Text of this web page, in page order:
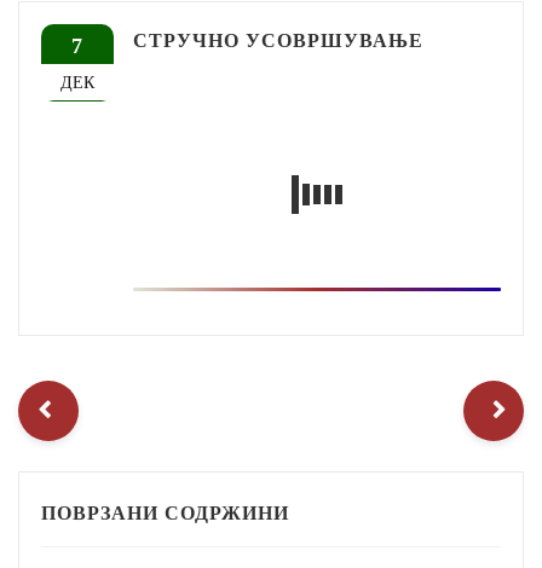
7
ДЕК
СТРУЧНО УСОВРШУВАЊЕ
ПОВРЗАНИ СОДРЖИНИ